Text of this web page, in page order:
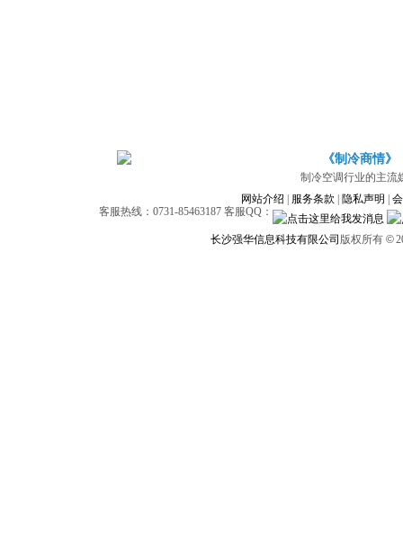
《制冷商情》
制冷空调行业的主流
网站介绍
服务条款 隐私声明
客服热线：0731-85463187 客服QQ：
长沙强华信息科技有限公司 版权所有 ©